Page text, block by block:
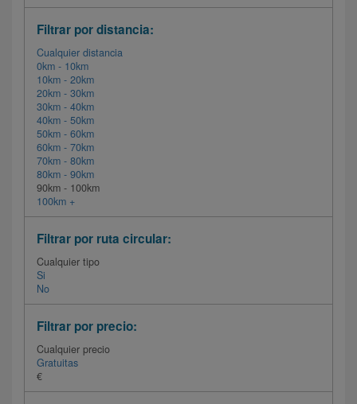
Filtrar por distancia:
Cualquier distancia
0km - 10km
10km - 20km
20km - 30km
30km - 40km
40km - 50km
50km - 60km
60km - 70km
70km - 80km
80km - 90km
90km - 100km
100km +
Filtrar por ruta circular:
Cualquier tipo
Si
No
Filtrar por precio:
Cualquier precio
Gratuitas
€